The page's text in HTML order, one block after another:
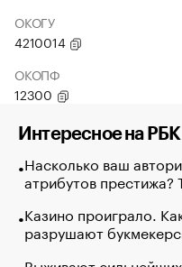
ОКОГУ
4210014
ОКОПФ
12300
Интересное на РБК
Насколько ваш
атрибутов престижа?
Казино проиграло.
разрушают